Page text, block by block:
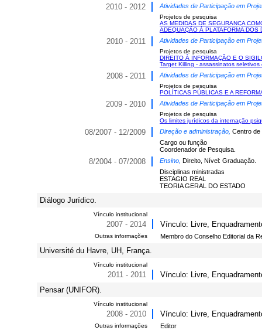
2010 - 2012 Atividades de Participação em
Projetos de pesquisa
AS MEDIDAS DE SEGURANÇA
ADEQUAÇÃO À PLATAFORMA DOS
2010 - 2011 Atividades de Participação em
Projetos de pesquisa
DIREITO À INFORMAÇÃO E O
Target Killing - assassinatos
2008 - 2011 Atividades de Participação em
Projetos de pesquisa
POLÍTICAS PÚBLICAS E A
2009 - 2010 Atividades de Participação em
Projetos de pesquisa
Os limites jurídicos da internação
08/2007 - 12/2009 Direção e administração, Centro
Cargo ou função
Coordenador de Pesquisa.
8/2004 - 07/2008 Ensino, Direito, Nível: Graduação.
Disciplinas ministradas
ESTAGIO REAL
TEORIA GERAL DO ESTADO
Diálogo Jurídico.
Vínculo institucional
2007 - 2014 Vínculo: Livre,
Outras informações Membro do Conselho Editorial da
Université du Havre, UH, França.
Vínculo institucional
2011 - 2011
Vínculo: Livre,
Pensar (UNIFOR).
Vínculo institucional
2008 - 2010 Vínculo: Livre,
Outras informações Editor